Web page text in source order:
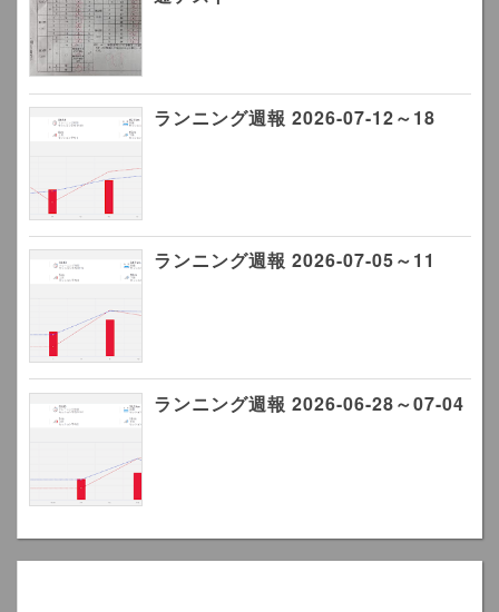
ランニング週報 2026-07-12～18
ランニング週報 2026-07-05～11
ランニング週報 2026-06-28～07-04